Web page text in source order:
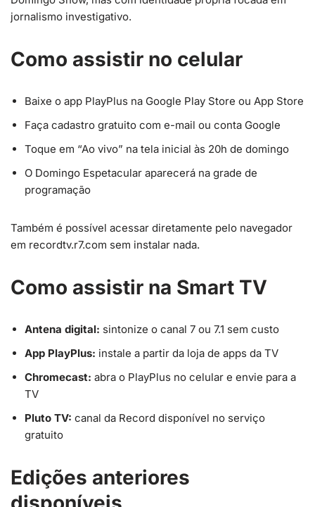
jornalismo investigativo.
Como assistir no celular
Baixe o app PlayPlus na Google Play Store ou App Store
Faça cadastro gratuito com e-mail ou conta Google
Toque em “Ao vivo” na tela inicial às 20h de domingo
O Domingo Espetacular aparecerá na grade de
programação
Também é possível acessar diretamente pelo navegador
em recordtv.r7.com sem instalar nada.
Como assistir na Smart TV
Antena digital: sintonize o canal 7 ou 7.1 sem custo
App PlayPlus: instale a partir da loja de apps da TV
Chromecast: abra o PlayPlus no celular e envie para a
TV
Pluto TV: canal da Record disponível no serviço
gratuito
Edições anteriores